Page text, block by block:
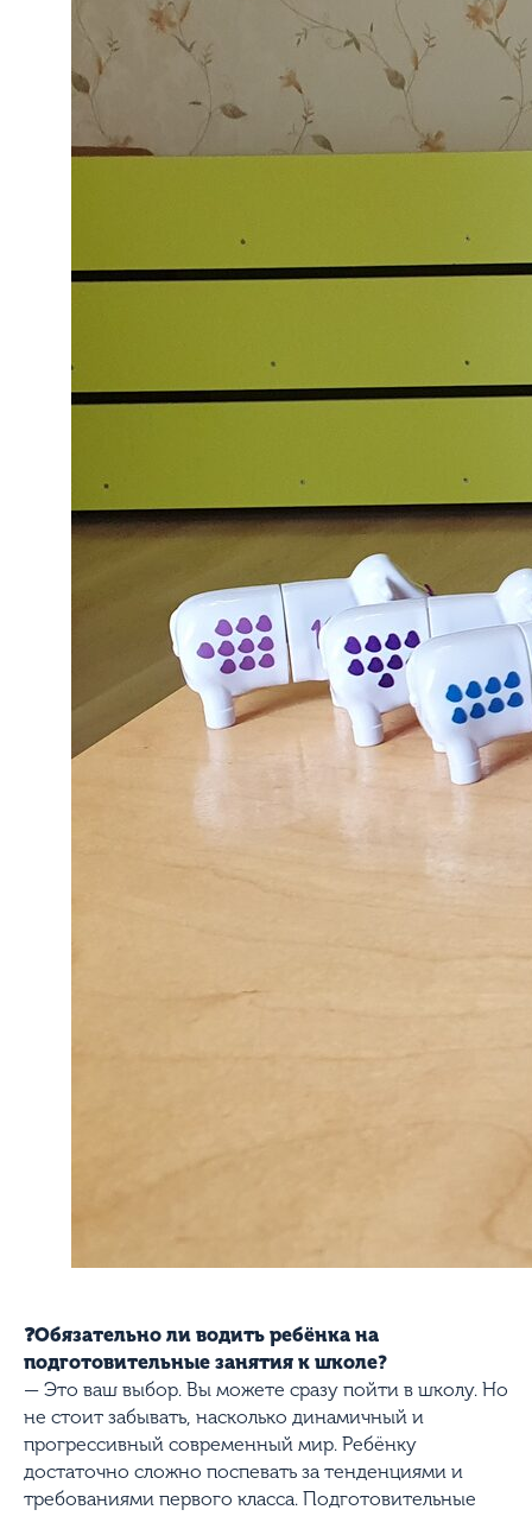
❓Обязательно ли водить ребёнка на
подготовительные занятия к школе?
— Это ваш выбор. Вы можете сразу пойти в школу. Но
не стоит забывать, насколько динамичный и
прогрессивный современный мир. Ребёнку
достаточно сложно поспевать за тенденциями и
требованиями первого класса. Подготовительные